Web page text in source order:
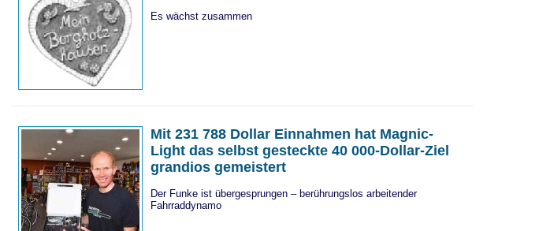
Es wächst zusammen
Mit 231 788 Dollar Einnahmen hat Magnic-
Light das selbst gesteckte 40 000-Dollar-Ziel
grandios gemeistert
Der Funke ist übergesprungen – berührungslos arbeitender
Fahrraddynamo